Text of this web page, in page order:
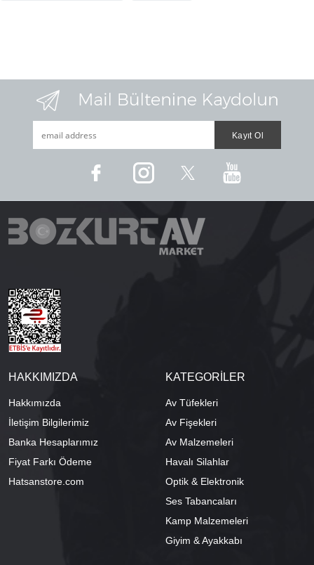
HAKKIMIZDA
Hakkımızda
İletişim Bilgilerimiz
Banka Hesaplarımız
Fiyat Farkı Ödeme
Hatsanstore.com
KATEGORİLER
Av Tüfekleri
Av Fişekleri
Av Malzemeleri
Havalı Silahlar
Optik & Elektronik
Ses Tabancaları
Kamp Malzemeleri
Giyim & Ayakkabı